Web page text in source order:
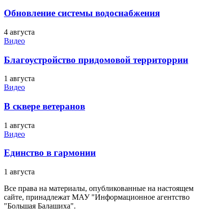
Обновление системы водоснабжения
4 августа
Видео
Благоустройство придомовой территоррии
1 августа
Видео
В сквере ветеранов
1 августа
Видео
Единство в гармонии
1 августа
Все права на материалы, опубликованные на настоящем
сайте, принадлежат МАУ "Информационное агентство
"Большая Балашиха".